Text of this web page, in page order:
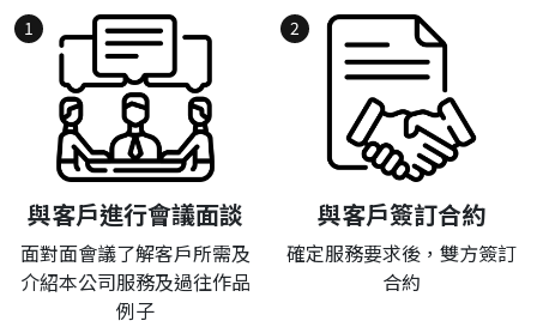
1
與客戶進行會議面談
面對面會議了解客戶所需及
介紹本公司服務及過往作品
例子
2
與客戶簽訂合約
確定服務要求後，雙方簽訂
合約